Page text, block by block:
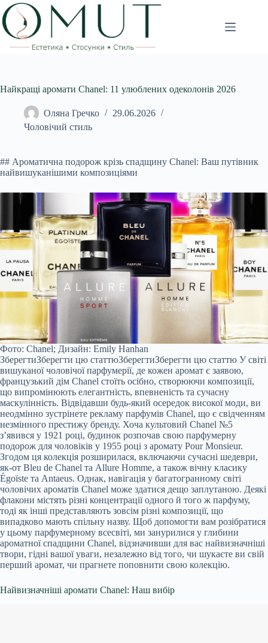
Перейти
до
вмісту
Найкращі аромати Chanel: 11 улюблених одеколонів 2026
Оляна Гречко
29.06.2026
Чоловічий стиль
## Ароматична подорож крізь спадщину Chanel: Ваш путівник
найвишуканішими композиціями
Фото: Chanel; Дизайн: Emily Hanhan
ЗберегтиЗберегти цю статтюЗберегтиЗберегти цю статтю У світі
вишуканої чоловічої парфумерії, де кожен аромат є заявою,
французький дім Chanel стоїть осібно, створюючи композиції,
що випромінюють елегантність, впевненість та сучасну
маскулінність. Відвідавши будь-який осередок високої моди, ви
неодмінно зустрінете рекламу парфумів Chanel, що є свідченням
незмінного престижу бренду. Хоча культовий Chanel №5
з’явився у 1921 році, будинок розпочав свою парфумерну
подорож для чоловіків у 1955 році з аромату Pour Monsieur.
Згодом ця колекція розширилася, включаючи сучасні шедеври,
як-от Bleu de Chanel та Allure Homme, а також вічну класику
Égoïste та Antaeus. Однак, навігація у багатогранному світі
чоловічих ароматів Chanel може здатися дещо заплутаною. Деякі
флакони містять різні концентрації одного й того ж парфуму,
тоді як інші представляють зовсім різні композиції, що
випадково мають спільну назву. Щоб допомогти вам розібратися
у цьому парфумерному всесвіті, ми занурилися у глибини
ароматної спадщини Chanel, відзначивши для вас найвизначніші
твори, гідні вашої уваги, незалежно від того, чи шукаєте ви свій
перший аромат, чи прагнете поповнити свою колекцію.
Найвизначніші аромати Chanel: Наш вибір